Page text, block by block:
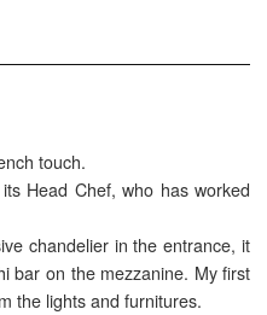
touch.
Head Chef, who has worked
chandelier in the entrance, it
bar on the mezzanine. My first
the lights and furnitures.